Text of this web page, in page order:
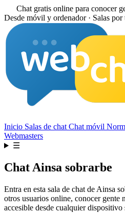
Chat gratis online para conocer
Desde móvil y ordenador · Salas por
Inicio Salas de chat Chat móvil
Webmasters
☰
Chat Ainsa sobrarbe
Entra en esta sala de chat de Ainsa
otros usuarios online, conocer gente
accesible desde cualquier dispositivo